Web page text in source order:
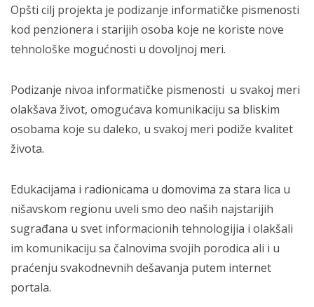
Opšti cilj projekta je podizanje informatičke pismenosti
kod penzionera i starijih osoba koje ne koriste nove
tehnološke mogućnosti u dovoljnoj meri.
Podizanje nivoa informatičke pismenosti u svakoj meri
olakšava život, omogućava komunikaciju sa bliskim
osobama koje su daleko, u svakoj meri podiže kvalitet
života.
Edukacijama i radionicama u domovima za stara lica u
nišavskom regionu uveli smo deo naših najstarijih
sugrađana u svet informacionih tehnologijia i olakšali
im komunikaciju sa čalnovima svojih porodica ali i u
praćenju svakodnevnih dešavanja putem internet
portala.